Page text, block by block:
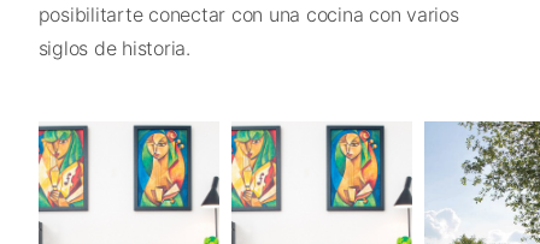
posibilitarte conectar con una cocina con varios
siglos de historia.